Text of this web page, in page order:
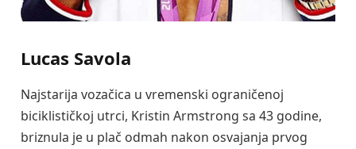
Lucas Savola
Najstarija vozačica u vremenski ograničenoj
biciklističkoj utrci, Kristin Armstrong sa 43 godine,
briznula je u plač odmah nakon osvajanja prvog